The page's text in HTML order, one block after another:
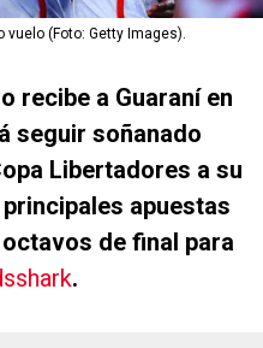
vuelo (Foto: Getty Images).
recibe a Guaraní en
seguir soñanado
Libertadores a su
apuestas
de final para
.